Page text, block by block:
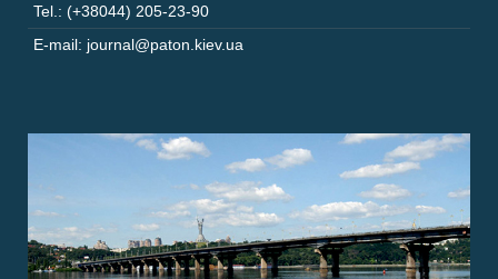
Tel.: (+38044) 205-23-90
E-mail: journal@paton.kiev.ua